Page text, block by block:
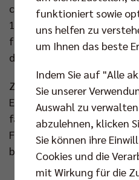
come, first served". Das
14.15 Uhr. Der Anpfiff für
für 16.45 Uhr vorgesehen.
direkt im Anschluss.
Zwei spektakuläre Duelle
Extraklasse warten auf uns
fassenden Arena. Schließt
Fanreise an und lasst uns
bestenfalls zum achten
funktioniert sowie
uns helfen zu
um Ihnen das beste
Indem Sie auf "Alle
Sie unserer
Auswahl zu
abzulehnen, klicken
Sie können ihre
Cookies und die
mit Wirkung für die